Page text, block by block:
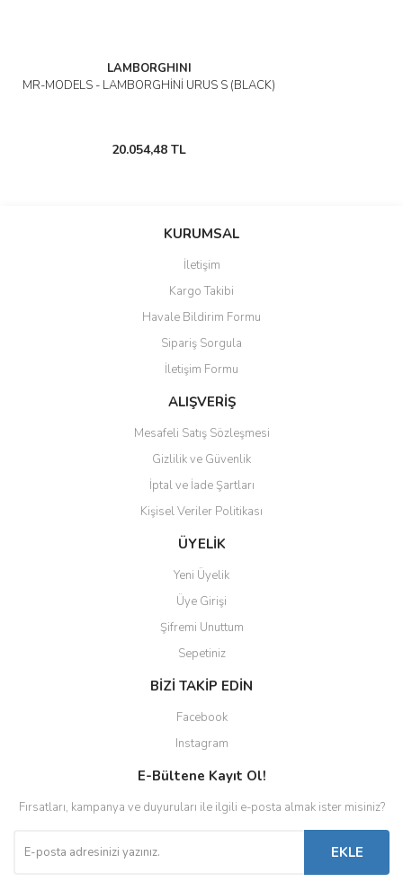
LAMBORGHINI
MR-MODELS - LAMBORGHİNİ URUS S (BLACK)
20.054,48 TL
KURUMSAL
İletişim
Kargo Takibi
Havale Bildirim Formu
Sipariş Sorgula
İletişim Formu
ALIŞVERİŞ
Mesafeli Satış Sözleşmesi
Gizlilik ve Güvenlik
İptal ve İade Şartları
Kişisel Veriler Politikası
ÜYELİK
Yeni Üyelik
Üye Girişi
Şifremi Unuttum
Sepetiniz
BİZİ TAKİP EDİN
Facebook
Instagram
E-Bültene Kayıt Ol!
Fırsatları, kampanya ve duyuruları ile ilgili e-posta almak ister misiniz?
EKLE